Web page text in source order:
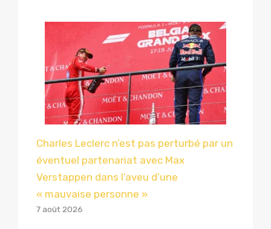
Charles Leclerc n’est pas perturbé par un
éventuel partenariat avec Max
Verstappen dans l’aveu d’une
« mauvaise personne »
7 août 2026